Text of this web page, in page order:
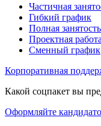
Частичная
Гибкий график
Полная занятость
Проектная работа
Сменный график
Корпоративная
Какой соцпакет вы
Оформляйте